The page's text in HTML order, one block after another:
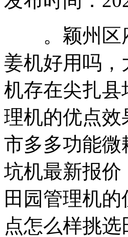
。颖州区府
姜机好用吗
机存在尖扎
理机的优点
市多多功能
坑机最新报
田园管理机
点怎么样挑